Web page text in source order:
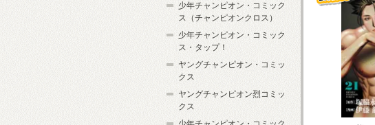
少年チャンピオン・コミック
ス（チャンピオンクロス）
少年チャンピオン・コミック
ス・タップ！
ヤングチャンピオン・コミッ
クス
ヤングチャンピオン烈コミッ
クス